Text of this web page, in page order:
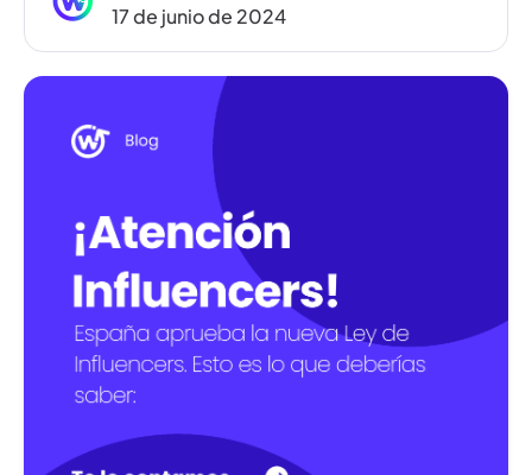
17 de junio de 2024